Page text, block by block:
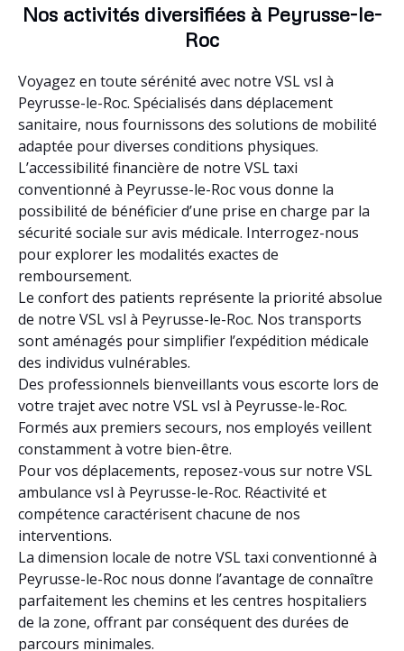
Nos activités diversifiées à Peyrusse-le-
Roc
Voyagez en toute sérénité avec notre VSL vsl à
Peyrusse-le-Roc. Spécialisés dans déplacement
sanitaire, nous fournissons des solutions de mobilité
adaptée pour diverses conditions physiques.
L’accessibilité financière de notre VSL taxi
conventionné à Peyrusse-le-Roc vous donne la
possibilité de bénéficier d’une prise en charge par la
sécurité sociale sur avis médicale. Interrogez-nous
pour explorer les modalités exactes de
remboursement.
Le confort des patients représente la priorité absolue
de notre VSL vsl à Peyrusse-le-Roc. Nos transports
sont aménagés pour simplifier l’expédition médicale
des individus vulnérables.
Des professionnels bienveillants vous escorte lors de
votre trajet avec notre VSL vsl à Peyrusse-le-Roc.
Formés aux premiers secours, nos employés veillent
constamment à votre bien-être.
Pour vos déplacements, reposez-vous sur notre VSL
ambulance vsl à Peyrusse-le-Roc. Réactivité et
compétence caractérisent chacune de nos
interventions.
La dimension locale de notre VSL taxi conventionné à
Peyrusse-le-Roc nous donne l’avantage de connaître
parfaitement les chemins et les centres hospitaliers
de la zone, offrant par conséquent des durées de
parcours minimales.